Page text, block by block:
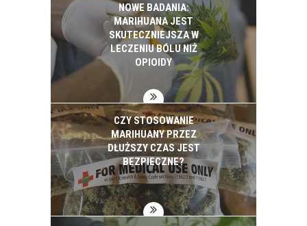
NOWE BADANIA:
MARIHUANA JEST
SKUTECZNIEJSZA W
LECZENIU BÓLU NIŻ
OPIOIDY
CZY STOSOWANIE
MARIHUANY PRZEZ
DŁUŻSZY CZAS JEST
BEZPIECZNE?